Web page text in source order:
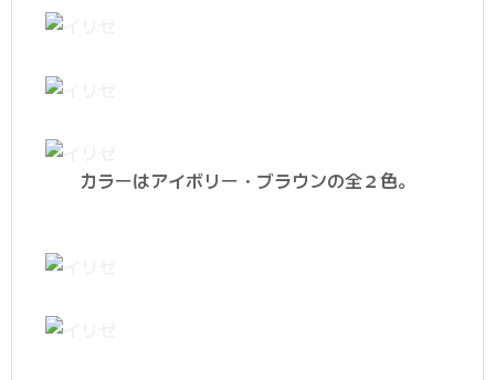
カラーはアイボリー・ブラウンの全２色。